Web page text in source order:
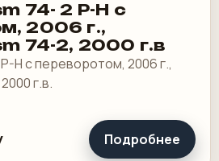
74- 2 P-H с
2006 г.,
74-2, 2000 г.в
H с переворотом, 2006 г.,
г.в.
Подробнее